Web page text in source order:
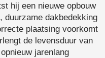
hij een nieuwe opbouw
duurzame dakbedekking
plaatsing voorkomt
de levensduur van
jarenlang